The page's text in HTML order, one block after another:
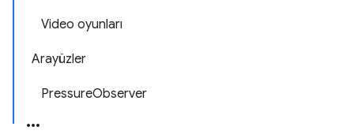
Video oyunları
Arayüzler
PressureObserver